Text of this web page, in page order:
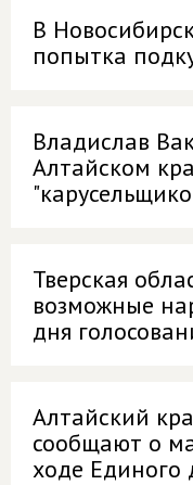
В
попытка
Владислав
Алтайском
Тверская
возможные
дня
Алтайский
сообщают о
ходе Единого